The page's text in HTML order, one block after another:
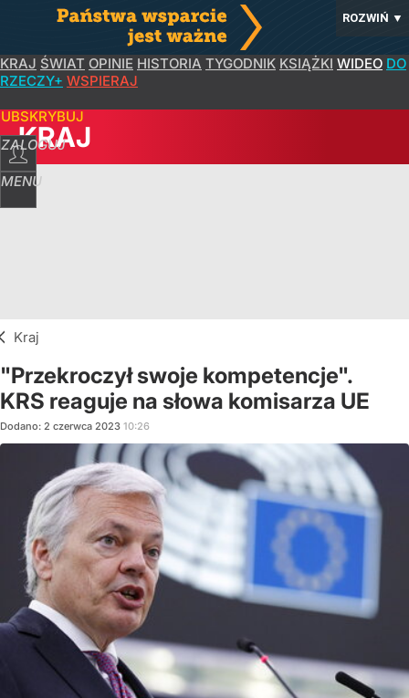
ROZWIŃ ▼
KRAJ ŚWIAT OPINIE HISTORIA TYGODNIK KSIĄŻKI WIDEO DO
RZECZY+ WSPIERAJ
ZALOGUJ
MENU
KRAJ
Kraj
"Przekroczył swoje kompetencje".
KRS reaguje na słowa komisarza UE
Dodano: 2 czerwca 2023 10:26